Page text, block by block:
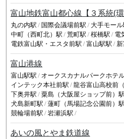
富山地鉄富山都心線【３系統(環
丸の内駅 国際会議場前駅 大手モー
中町（西町北）駅 荒町駅 桜橋駅 電
電鉄富山駅・エスタ前駅 富山駅駅
富山港線
富山駅駅
オークスカナルパークホテ
インテック本社前駅 龍谷富山高校前
下奥井駅 粟島（大阪屋ショップ前）駅
犬島新町駅 蓮町（馬場記念公園前）駅
競輪場前駅 岩瀬浜駅
あいの風とやま鉄道線